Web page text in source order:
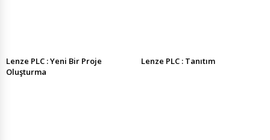
Lenze PLC : Yeni Bir Proje
Oluşturma
Lenze PLC : Tanıtım